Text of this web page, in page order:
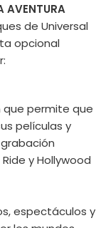
AVENTURA
de Universal
opcional
que permite que
películas y
y Hollywood
espectáculos y